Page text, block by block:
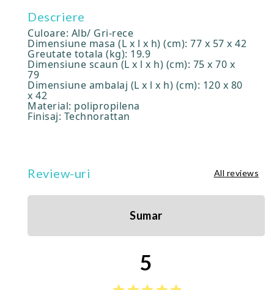
Descriere
Culoare: Alb/ Gri-rece
Dimensiune masa (L x l x h) (cm): 77 x 57 x 42
Greutate totala (kg): 19.9
Dimensiune scaun (L x l x h) (cm): 75 x 70 x
79
Dimensiune ambalaj (L x l x h) (cm): 120 x 80
x 42
Material: polipropilena
Finisaj: Technorattan
Review-uri All reviews
Sumar
5